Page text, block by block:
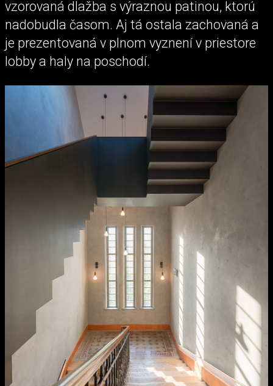
vzorovaná dlažba s výraznou patinou, ktorú
nadobudla časom. Aj tá ostala zachovaná a
je prezentovaná v plnom vyznení v priestore
lobby a haly na poschodí.